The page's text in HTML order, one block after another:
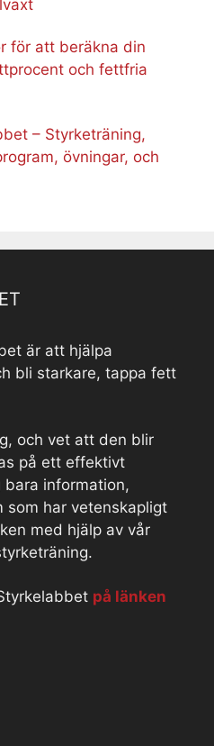
för att beräkna din
och fettfria
– Styrketräning,
övningar, och
är att hjälpa
bli starkare, tappa fett
och vet att den blir
på ett effektivt
information,
som har vetenskapligt
med hjälp av vår
på länken